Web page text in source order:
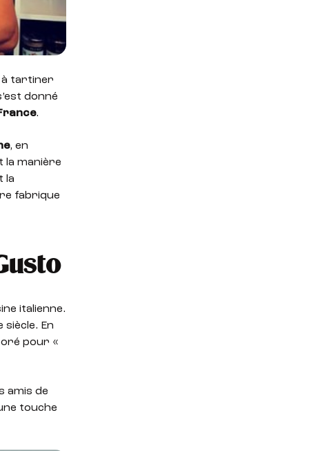
à tartiner
donné
.
, en
la manière
la
fabrique
italienne.
En
pour «
amis de
touche